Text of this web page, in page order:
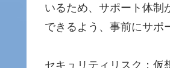
いるため、サポート体制
できるよう、事前にサポ
セキュリティリスク：仮